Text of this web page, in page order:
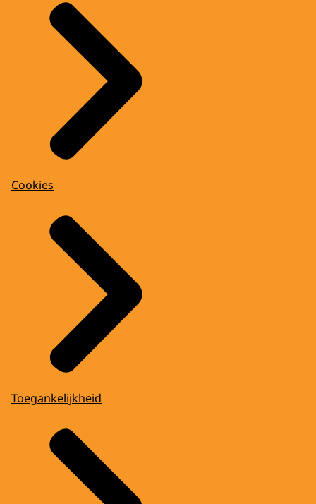
Cookies
Toegankelijkheid